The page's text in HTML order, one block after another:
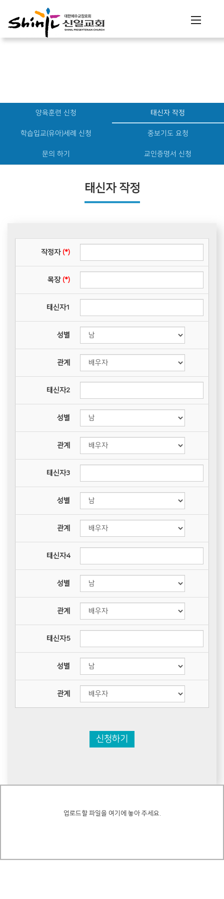
양육훈련 신청 태신자 작정
학습입교(유아)세례 신청 중보기도 요청
문의 하기 교인증명서 신청
태신자 작정
작정자 (*)
목장 (*)
태신자1
성별
관계
태신자2
성별
관계
태신자3
성별
관계
태신자4
성별
관계
태신자5
성별
관계
신청하기
업로드할 파일을 여기에 놓아 주세요.